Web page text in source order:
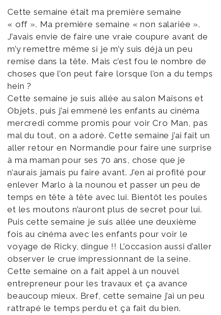
Cette semaine était ma première semaine
« off ». Ma première semaine « non salariée ».
J’avais envie de faire une vraie coupure avant de
m’y remettre même si je m’y suis déjà un peu
remise dans la tête. Mais c’est fou le nombre de
choses que l’on peut faire lorsque l’on a du temps
hein ?
Cette semaine je suis allée au salon Maisons et
Objets, puis j’ai emmené les enfants au cinéma
mercredi comme promis pour voir Cro Man, pas
mal du tout, on a adoré. Cette semaine j’ai fait un
aller retour en Normandie pour faire une surprise
à ma maman pour ses 70 ans, chose que je
n’aurais jamais pu faire avant. J’en ai profité pour
enlever Marlo à la nounou et passer un peu de
temps en tête à tête avec lui. Bientôt les poules
et les moutons n’auront plus de secret pour lui.
Puis cette semaine je suis allée une deuxième
fois au cinéma avec les enfants pour voir le
voyage de Ricky, dingue !! L’occasion aussi d’aller
observer le crue impressionnant de la seine.
Cette semaine on a fait appel à un nouvel
entrepreneur pour les travaux et ça avance
beaucoup mieux. Bref, cette semaine j’ai un peu
rattrapé le temps perdu et ça fait du bien.